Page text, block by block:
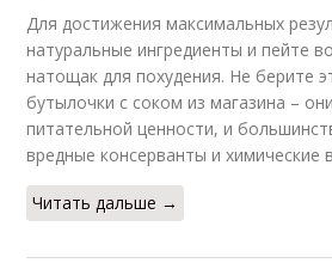
Для достижения максимальных
натуральные ингредиенты и пейте
натощак для похудения. Не берите
бутылочки с соком из магазина –
питательной ценности, и
вредные консерванты и химические
Читать дальше →